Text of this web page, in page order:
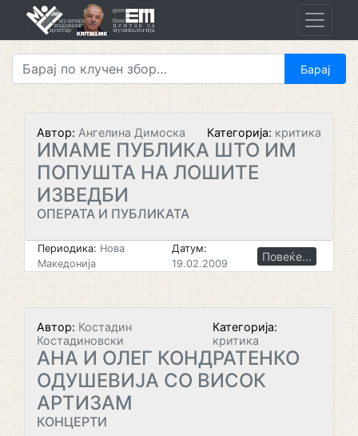
Автор: Ангелина Димоска Категорија: критика
ИМАМЕ ПУБЛИКА ШТО ИМ
ПОПУШТА НА ЛОШИТЕ
ИЗВЕДБИ
ОПЕРАТА И ПУБЛИКАТА
Периодика: Нова
Македонија
Датум:
19.02.2009
Повеќе...
Автор: Костадин
Костадиновски
Категорија:
критика
АНА И ОЛЕГ КОНДРАТЕНКО
ОДУШЕВИЈА СО ВИСОК
АРТИЗАМ
КОНЦЕРТИ